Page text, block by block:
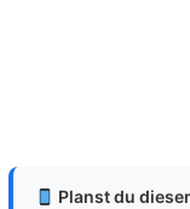
Planst du